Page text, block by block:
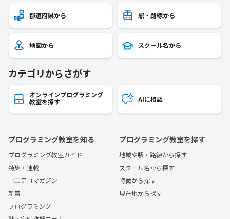
都道府県から 駅・路線から
地図から スクール名から
カテゴリからさがす
オンラインプログラミング
教室を探す
AIに相談
プログラミング教室を知る
プログラミング教室ガイド
特集・連載
コエテコマガジン
新着
プログラミング
プログラミング教室を探す
地域や駅・路線から探す
スクール名から探す
特徴から探す
現在地から探す